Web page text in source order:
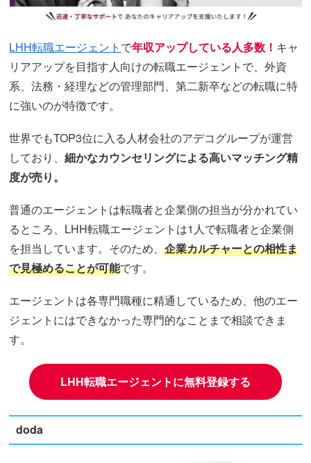
LHH転職エージェント で年収アップしている人多数！ キャ
リアアップを目指す人向けの転職エージェントで、外資
系、法務・経理などの管理部門、第二新卒などの転職に特
に強いのが特徴です。
世界でもTOP3位に入る人材会社のアデコグループが運営
しており、細かなカウンセリングによる高いマッチング精
度が売り。
普通のエージェントは転職者と企業側の担当が分かれてい
るところ、LHH転職エージェントは1人で転職者と企業側
を担当しています。そのため、企業カルチャーとの相性ま
で見極めることが可能です。
エージェントは各専門職種に精通しているため、他のエー
ジェントにはできなかった専門的なことまで相談できま
す。
LHH転職エージェントに無料登録する
doda